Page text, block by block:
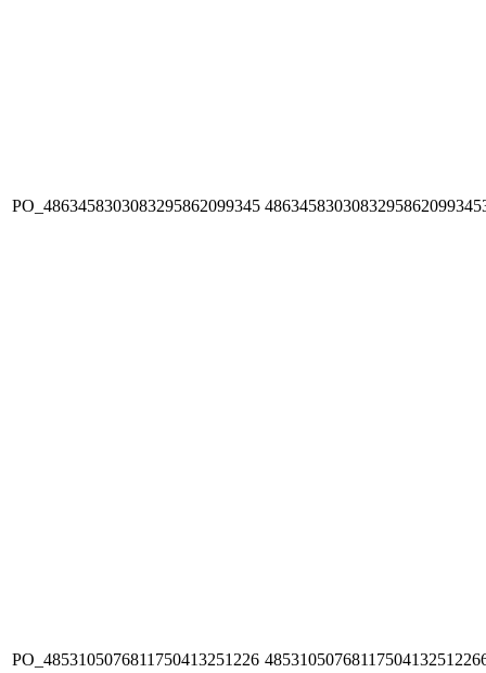
PO_4863458303083295862099345
PO_4853105076811750413251226